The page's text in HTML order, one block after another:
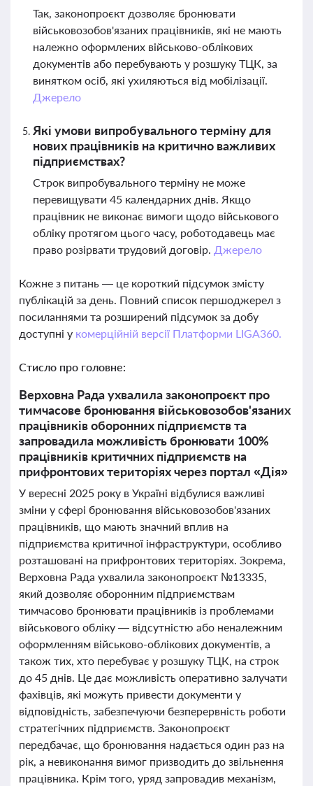
Так, законопроєкт дозволяє бронювати
військовозобов'язаних працівників, які не мають
належно оформлених військово-облікових
документів або перебувають у розшуку ТЦК, за
винятком осіб, які ухиляються від мобілізації.
Джерело
Які умови випробувального терміну для
нових працівників на критично важливих
підприємствах?
Строк випробувального терміну не може
перевищувати 45 календарних днів. Якщо
працівник не виконає вимоги щодо військового
обліку протягом цього часу, роботодавець має
право розірвати трудовий договір. Джерело
Кожне з питань — це короткий підсумок змісту
публікацій за день. Повний список першоджерел з
посиланнями та розширений підсумок за добу
доступні у комерційній версії Платформи LIGA360.
Стисло про головне:
Верховна Рада ухвалила законопроєкт про
тимчасове бронювання військовозобов'язаних
працівників оборонних підприємств та
запровадила можливість бронювати 100%
працівників критичних підприємств на
прифронтових територіях через портал «Дія»
У вересні 2025 року в Україні відбулися важливі
зміни у сфері бронювання військовозобов'язаних
працівників, що мають значний вплив на
підприємства критичної інфраструктури, особливо
розташовані на прифронтових територіях. Зокрема,
Верховна Рада ухвалила законопроєкт №13335,
який дозволяє оборонним підприємствам
тимчасово бронювати працівників із проблемами
військового обліку — відсутністю або неналежним
оформленням військово-облікових документів, а
також тих, хто перебуває у розшуку ТЦК, на строк
до 45 днів. Це дає можливість оперативно залучати
фахівців, які можуть привести документи у
відповідність, забезпечуючи безперервність роботи
стратегічних підприємств. Законопроєкт
передбачає, що бронювання надається один раз на
рік, а невиконання вимог призводить до звільнення
працівника. Крім того, уряд запровадив механізм,